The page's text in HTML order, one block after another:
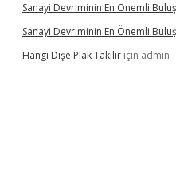
Sanayi Devriminin En Önemli
Sanayi Devriminin En Önemli
Hangi Dişe Plak Takılır için admin